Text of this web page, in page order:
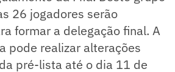
26 jogadores serão
formar a delegação final. A
pode realizar alterações
pré-lista até o dia 11 de